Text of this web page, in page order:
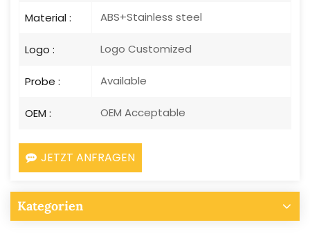
Material : ABS+Stainless steel
Logo : Logo Customized
Probe : Available
OEM : OEM Acceptable
JETZT ANFRAGEN
Kategorien